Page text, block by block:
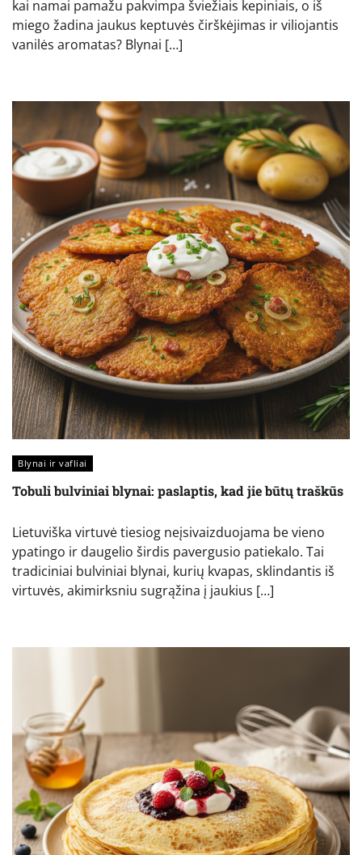
kai namai pamažu pakvimpa šviežiais kepiniais, o iš
miego žadina jaukus keptuvės čirškėjimas ir viliojantis
vanilės aromatas? Blynai […]
Blynai ir vafliai
Tobuli bulviniai blynai: paslaptis, kad jie būtų traškūs
Lietuviška virtuvė tiesiog neįsivaizduojama be vieno
ypatingo ir daugelio širdis pavergusio patiekalo. Tai
tradiciniai bulviniai blynai, kurių kvapas, sklindantis iš
virtuvės, akimirksniu sugrąžina į jaukius […]